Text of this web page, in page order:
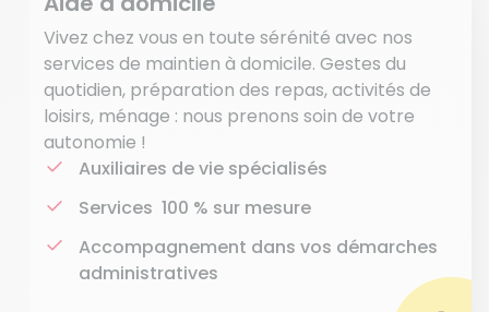
Vivez chez vous en toute sérénité avec nos
services de maintien à domicile. Gestes du
quotidien, préparation des repas, activités de
loisirs, ménage : nous prenons soin de votre
autonomie !
Auxiliaires de vie spécialisés
Services 100 % sur mesure
Accompagnement dans vos démarches
administratives